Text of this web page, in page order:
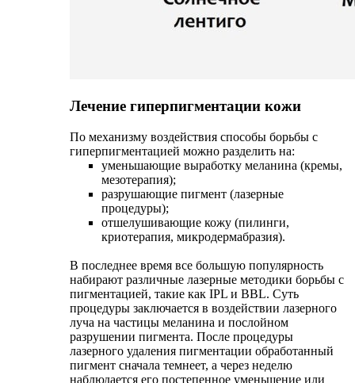
Лечение гиперпигментации кожи
По механизму воздействия способы борьбы с
гиперпигментацией можно разделить на:
уменьшающие выработку меланина (кремы,
мезотерапия);
разрушающие пигмент (лазерные
процедуры);
отшелушивающие кожу (пилинги,
криотерапия, микродермабразия).
В последнее время все большую популярность
набирают различные лазерные методики борьбы с
пигментацией, такие как IPL и BBL. Суть
процедуры заключается в воздействии лазерного
луча на частицы меланина и послойном
разрушении пигмента. После процедуры
лазерного удаления пигментации обработанный
пигмент сначала темнеет, а через неделю
наблюдается его постепенное уменьшение или